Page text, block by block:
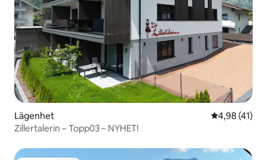
Lägenhet 4,98 av 5 i
4,98 (41)
Zillertalerin – Topp03 – NYHET!